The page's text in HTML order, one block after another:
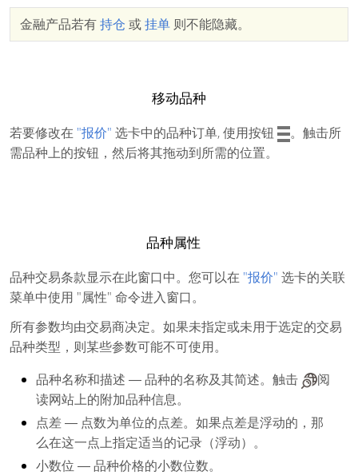
金融产品若有持仓 或挂单 则不能隐藏。
移动品种
若要修改在 "报价" 选卡中的品种订单, 使用按钮
。触击所
需品种上的按钮，然后将其拖动到所需的位置。
品种属性
品种交易条款显示在此窗口中。您可以在 "报价" 选卡的关联
菜单中使用 "属性" 命令进入窗口。
所有参数均由交易商决定。如果未指定或未用于选定的交易
品种类型，则某些参数可能不可使用。
品种名称和描述 ― 品种的名称及其简述。触击
阅
读网站上的附加品种信息。
点差― 点数为单位的点差。如果点差是浮动的，那
么在这一点上指定适当的记录（浮动）。
小数位 ― 品种价格的小数位数。